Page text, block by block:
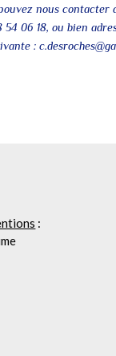
nous contacter
54 06 18, ou bien
:
: